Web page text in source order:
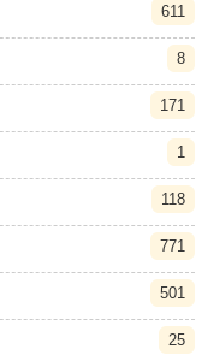
611
8
171
1
118
771
501
25